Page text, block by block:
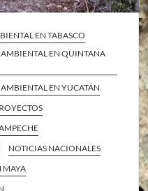
EN TABASCO
EN QUINTANA
EN YUCATÁN
NOTICIAS NACIONALES
MAYA